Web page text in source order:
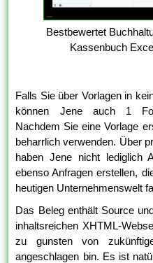
Bestbewertet
Kassenbuch
Falls Sie über Vorlagen in
können Jene auch 1
Nachdem Sie eine Vorlage
beharrlich verwenden. Über
haben Jene nicht lediglich
ebenso Anfragen erstellen,
heutigen Unternehmenswelt
Das Beleg enthält Source
inhaltsreichen XHTML-
zu gunsten von
angeschlagen bin. Es ist